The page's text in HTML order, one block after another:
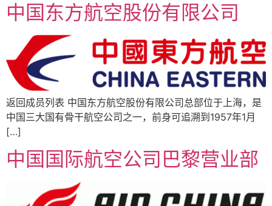
中国东方航空股份有限公司
返回成员列表 中国东方航空股份有限公司总部位于上海，是
中国三大国有骨干航空公司之一，前身可追溯到1957年1月
[…]
中国国际航空公司巴黎营业部